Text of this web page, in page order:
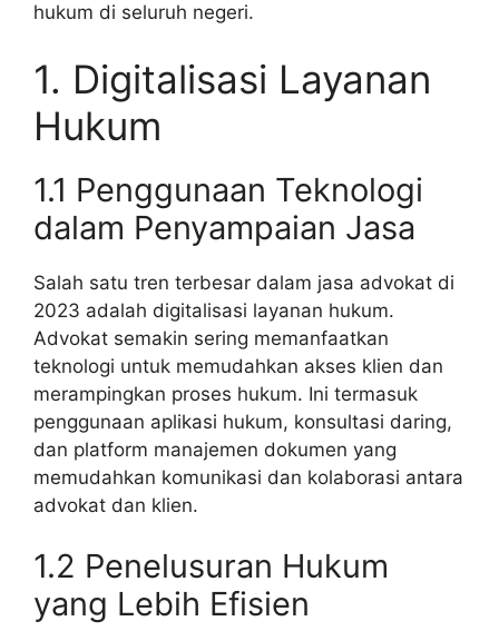
hukum di seluruh negeri.
1. Digitalisasi Layanan
Hukum
1.1 Penggunaan Teknologi
dalam Penyampaian Jasa
Salah satu tren terbesar dalam jasa advokat di
2023 adalah digitalisasi layanan hukum.
Advokat semakin sering memanfaatkan
teknologi untuk memudahkan akses klien dan
merampingkan proses hukum. Ini termasuk
penggunaan aplikasi hukum, konsultasi daring,
dan platform manajemen dokumen yang
memudahkan komunikasi dan kolaborasi antara
advokat dan klien.
1.2 Penelusuran Hukum
yang Lebih Efisien